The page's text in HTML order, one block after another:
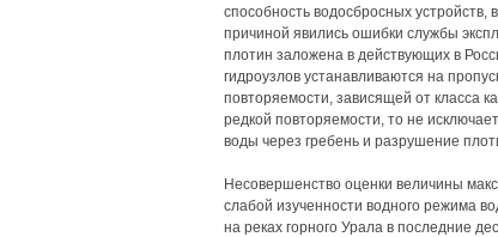
способность водосбросных устройств,
причиной явились ошибки службы
плотин заложена в действующих в
гидроузлов устанавливаются на
повторяемости, зависящей от класса
редкой повторяемости, то не
воды через гребень и разрушение
Несовершенство оценки величины
слабой изученности водного режима
на реках горного Урала в последние